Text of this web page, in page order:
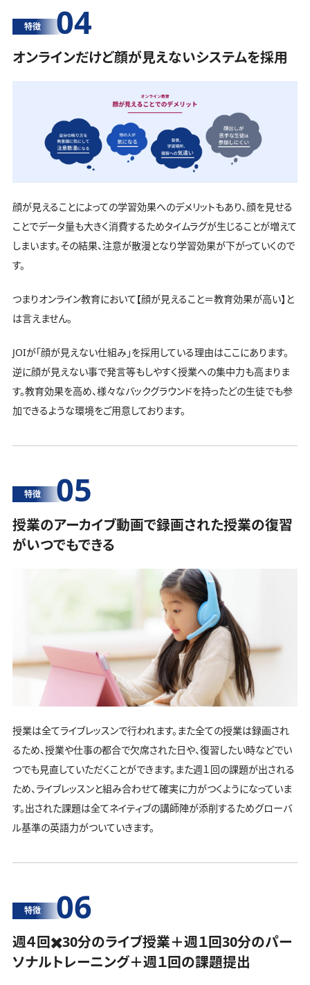
特徴 04
オンラインだけど顔が見えないシステムを採用
顔が見えることによっての学習効果へのデメリットもあり、顔を見せる
ことでデータ量も大きく消費するためタイムラグが生じることが増えて
しまいます。その結果、注意が散漫となり学習効果が下がっていくので
す。
つまりオンライン教育において【顔が見えること＝教育効果が高い】と
は言えません。
JOIが「顔が見えない仕組み」を採用している理由はここにあります。
逆に顔が見えない事で発言等もしやすく授業への集中力も高まりま
す。教育効果を高め、様々なバックグラウンドを持ったどの生徒でも参
加できるような環境をご用意しております。
特徴 05
授業のアーカイブ動画で録画された授業の復習
がいつでもできる
授業は全てライブレッスンで行われます。また全ての授業は録画され
るため、授業や仕事の都合で欠席された日や、復習したい時などでい
つでも見直していただくことができます。また週１回の課題が出される
ため、ライブレッスンと組み合わせて確実に力がつくようになっていま
す。出された課題は全てネイティブの講師陣が添削するためグローバ
ル基準の英語力がついていきます。
特徴 06
週４回✖️30分のライブ授業＋週１回30分のパー
ソナルトレーニング＋週１回の課題提出